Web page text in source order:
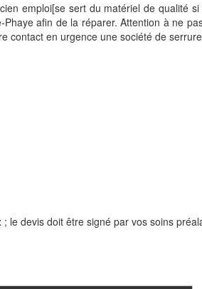
emploi[se sert du matériel de qualité
afin de la réparer. Attention à ne
contact en urgence une société de
devis doit être signé par vos soins